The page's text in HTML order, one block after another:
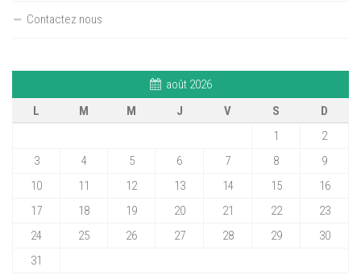
Contactez nous
août 2026
L
M M J V S
D
1
2
3
4 5 6 7 8
9
10
11 12 13 14 15
16
17
18 19 20 21 22
23
24
25 26 27 28 29
30
31